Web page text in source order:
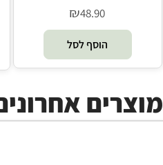
₪48.90
הוסף לסל
מוצרים